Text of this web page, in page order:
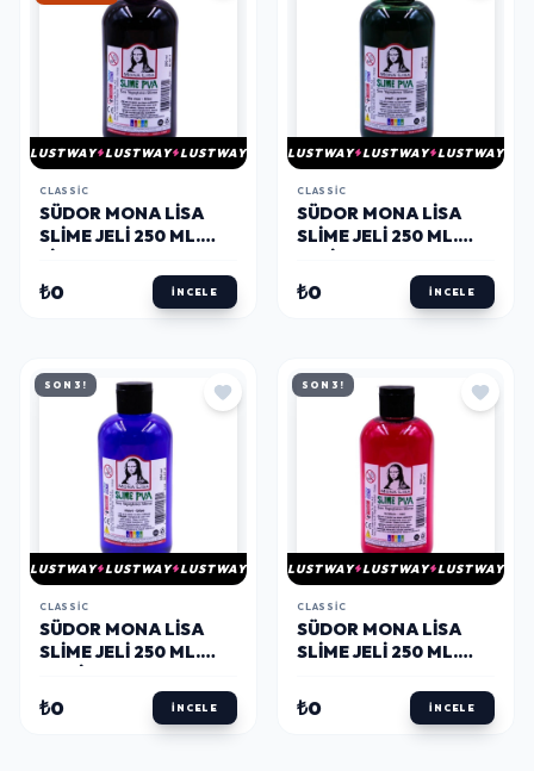
LUSTWAY LUSTWAY LUSTWAY
CLASSIC
SÜDOR MONA LISA
SLIME JELI 250 ML.
₺0 İNCELE
LUSTWAY LUSTWAY LUSTWAY
CLASSIC
SÜDOR MONA LISA
SLIME JELI 250 ML.
₺0 İNCELE
SON 3!
LUSTWAY LUSTWAY LUSTWAY
CLASSIC
SÜDOR MONA LISA
SLIME JELI 250 ML.
₺0 İNCELE
SON 3!
LUSTWAY LUSTWAY LUSTWAY
CLASSIC
SÜDOR MONA LISA
SLIME JELI 250 ML.
₺0 İNCELE